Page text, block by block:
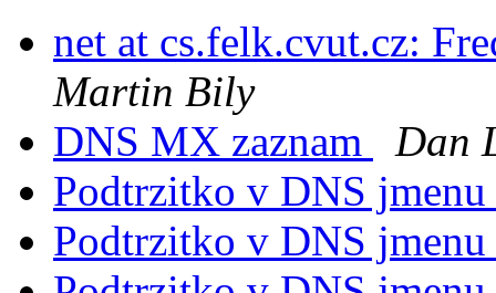
net at cs.felk.cvut.cz:
Martin Bily
DNS MX zaznam
Dan
Podtrzitko v DNS jmenu
Podtrzitko v DNS jmenu